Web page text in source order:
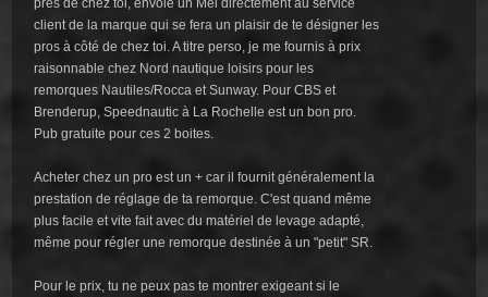
client de la marque qui se fera un plaisir de te désigner les
pros à côté de chez toi. A titre perso, je me fournis à prix
raisonnable chez Nord nautique loisirs pour les
remorques Nautiles/Rocca et Sunway. Pour CBS et
Brenderup, Speednautic à La Rochelle est un bon pro.
Pub gratuite pour ces 2 boites.
Acheter chez un pro est un + car il fournit généralement la
prestation de réglage de ta remorque. C'est quand même
plus facile et vite fait avec du matériel de levage adapté,
même pour régler une remorque destinée à un "petit" SR.
Pour le prix, tu ne peux pas te montrer exigeant si le